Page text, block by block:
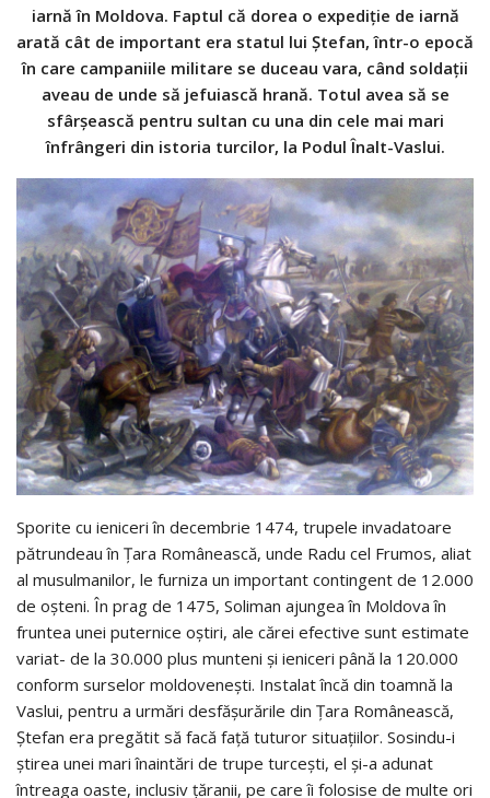
iarnă în Moldova. Faptul că dorea o expediție de iarnă
arată cât de important era statul lui Ștefan, într-o epocă
în care campaniile militare se duceau vara, când soldații
aveau de unde să jefuiască hrană. Totul avea să se
sfârșească pentru sultan cu una din cele mai mari
înfrângeri din istoria turcilor, la Podul Înalt-Vaslui.
Sporite cu ieniceri în decembrie 1474, trupele invadatoare
pătrundeau în Țara Românească, unde Radu cel Frumos, aliat
al musulmanilor, le furniza un important contingent de 12.000
de oșteni. În prag de 1475, Soliman ajungea în Moldova în
fruntea unei puternice oștiri, ale cărei efective sunt estimate
variat- de la 30.000 plus munteni și ieniceri până la 120.000
conform surselor moldovenești. Instalat încă din toamnă la
Vaslui, pentru a urmări desfășurările din Țara Românească,
Ștefan era pregătit să facă față tuturor situațiilor. Sosindu-i
știrea unei mari înaintări de trupe turcești, el și-a adunat
întreaga oaste, inclusiv țăranii, pe care îi folosise de multe ori